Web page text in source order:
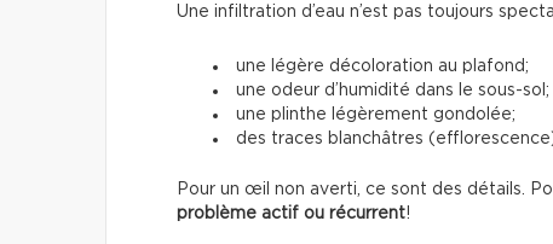
Une infiltration d’eau n’est pas toujours
une légère décoloration au plafond;
une odeur d’humidité dans le sous-sol;
une plinthe légèrement gondolée;
des traces blanchâtres
Pour un œil non averti, ce sont des détails.
problème actif ou récurrent!